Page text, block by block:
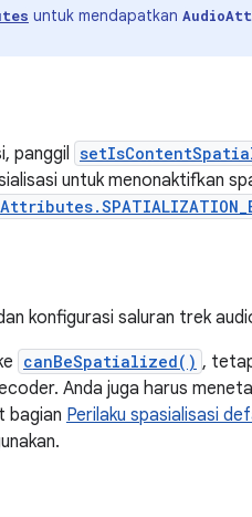
untuk mendapatkan
panggil
untuk menonaktifkan
konfigurasi saluran trek
canBeSpatialized() ,
Anda juga harus
bagian Perilaku spasialisasi